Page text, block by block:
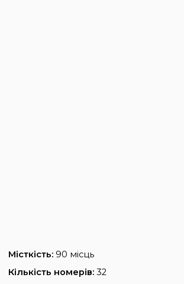
Місткість: 90 місць
Кількість номерів: 32